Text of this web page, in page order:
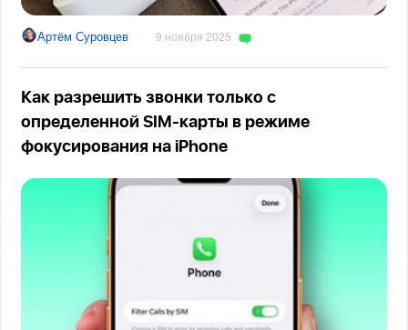
Артём Суровцев 9 ноября 2025
Как разрешить звонки только с
определенной SIM-карты в режиме
фокусирования на iPhone